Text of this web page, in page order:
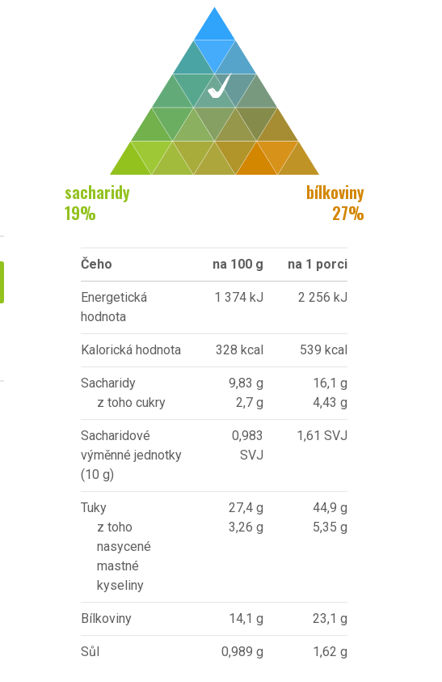
sacharidy
19%
bílkoviny
27%
Čeho na 100 g na 1 porci
Energetická
hodnota
1 374 kJ 2 256 kJ
Kalorická hodnota 328 kcal 539 kcal
Sacharidy
z toho cukry
9,83 g
2,7 g
16,1 g
4,43 g
Sacharidové
výměnné jednotky
(10 g)
0,983
SVJ
1,61 SVJ
Tuky
z toho
nasycené
mastné
kyseliny
27,4 g
3,26 g
44,9 g
5,35 g
Bílkoviny 14,1 g 23,1 g
Sůl 0,989 g 1,62 g